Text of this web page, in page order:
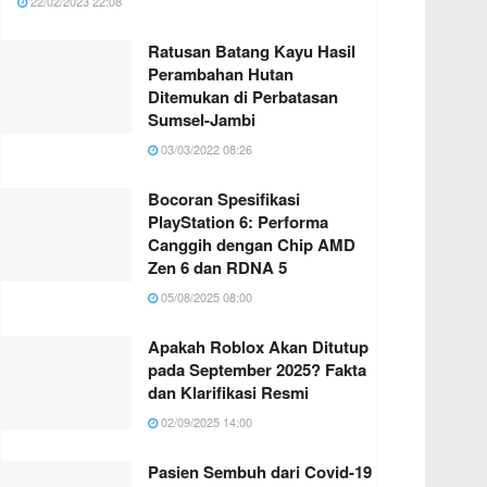
Ratusan Batang Kayu Hasil
Perambahan Hutan
Ditemukan di Perbatasan
Sumsel-Jambi
03/03/2022 08:26
Bocoran Spesifikasi
PlayStation 6: Performa
Canggih dengan Chip AMD
Zen 6 dan RDNA 5
05/08/2025 08:00
Apakah Roblox Akan Ditutup
pada September 2025? Fakta
dan Klarifikasi Resmi
02/09/2025 14:00
Pasien Sembuh dari Covid-19